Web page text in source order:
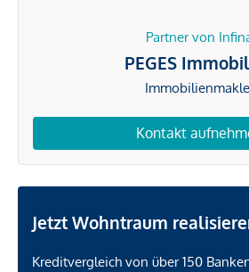
Partner von
PEGES
Kontakt
Jetzt Wohntraum
Kreditvergleich von über 150